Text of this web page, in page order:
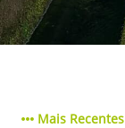
Mais Recentes